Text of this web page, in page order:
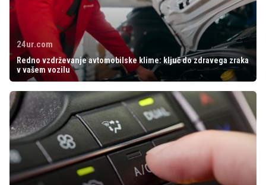
24ur.com
Redno vzdrževanje avtomobilske klime: ključ do zdravega zraka
v vašem vozilu